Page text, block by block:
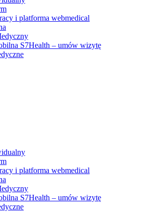
i platforma webmedical
S7Health – umów wizytę
i platforma webmedical
S7Health – umów wizytę